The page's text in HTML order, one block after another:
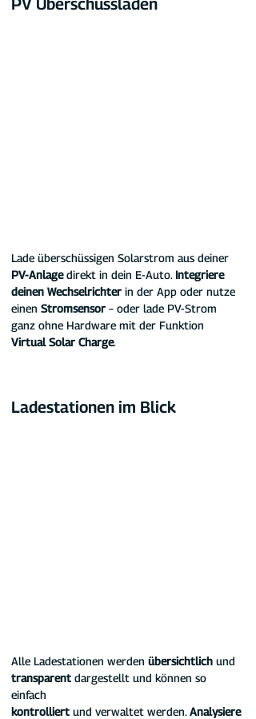
Lade überschüssigen Solarstrom aus deiner
PV-Anlage direkt in dein E-Auto. Integriere
deinen Wechselrichter in der App oder nutze
einen Stromsensor – oder lade PV-Strom
ganz ohne Hardware mit der Funktion
Virtual Solar Charge.
Ladestationen im Blick
Alle Ladestationen werden übersichtlich und
transparent dargestellt und können so
einfach
kontrolliert und verwaltet werden. Analysiere